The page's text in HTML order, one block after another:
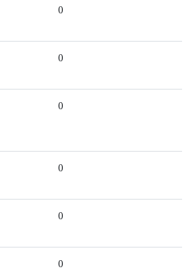
0
0
0
0
0
0